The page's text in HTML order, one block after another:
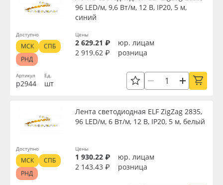
Сбросить фильтр
Артикул
р2944
96 LED/м, 9,6 Вт/м, 12 В, IP20, 5 м,
синий
Ед.
шт
Цены
2 629.21 ₽
юр. лицам
2 919.62 ₽
розница
Доступно
МСК
СПБ
РНД
Лента светодиодная ELF ZigZag 2835,
96 LED/м, 6 Вт/м, 12 В, IP20, 5 м, белый
Цены
1 930.22 ₽
юр. лицам
2 143.43 ₽
розница
Доступно
МСК
СПБ
РНД